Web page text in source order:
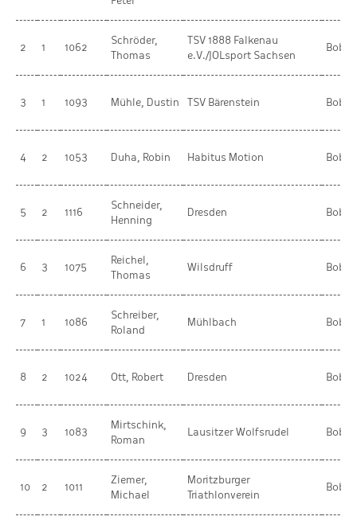
2 1 1062
Schröder,
Thomas
TSV 1888 Falkenau
e.V./JOLsport Sachsen
3 1 1093 Mühle, Dustin TSV Bärenstein
4 2 1053 Duha, Robin Habitus Motion
5 2 1116
Schneider,
Henning
Dresden
6 3 1075
Reichel,
Thomas
Wilsdruff
7 1 1086
Schreiber,
Roland
Mühlbach
8 2 1024 Ott, Robert Dresden
9 3 1083
Mirtschink,
Roman
Lausitzer Wolfsrudel
10 2 1011
Ziemer,
Michael
Moritzburger
Triathlonverein